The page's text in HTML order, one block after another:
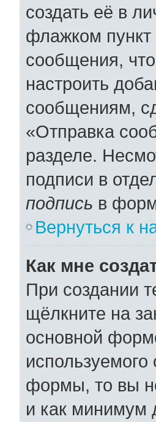
создать её в
флажком пункт
сообщения,
настроить
сообщениям,
«Отправка
разделе.
подписи в
подпись в
Вернуться к
Как мне
При создании
щёлкните на
основной
формы, то вы
и как минимум